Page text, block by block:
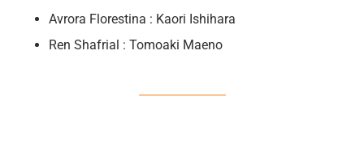
Avrora Florestina : Kaori Ishihara
Ren Shafrial : Tomoaki Maeno